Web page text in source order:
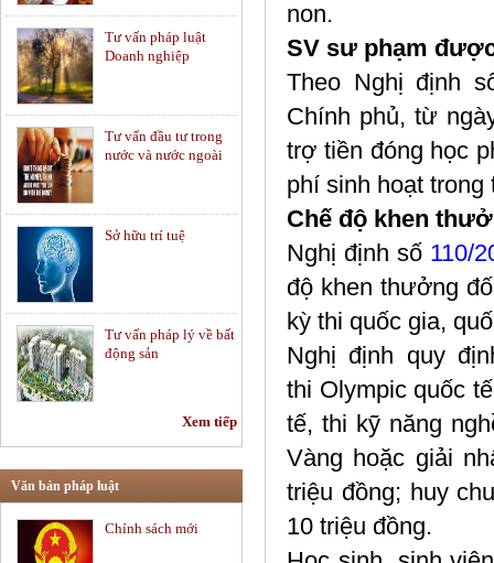
Tư vấn pháp luật
Doanh nghiệp
Tư vấn đầu tư trong
nước và nước ngoài
Sở hữu trí tuệ
Tư vấn pháp lý về bất
động sản
Soạn thảo hợp đồng
Tư vấn pháp luật lao
Xem tiếp
Văn bản pháp luật
Chính sách mới
non.
SV sư phạm
Theo Nghị định
Chính phủ, từ
trợ tiền đóng học
phí sinh hoạt
Chế độ khen
Nghị định số 110/
độ khen thưởng
kỳ thi quốc gia,
Nghị định quy
thi Olympic quốc
tế, thi kỹ năng
Vàng hoặc giải
triệu đồng; huy
10 triệu đồng.